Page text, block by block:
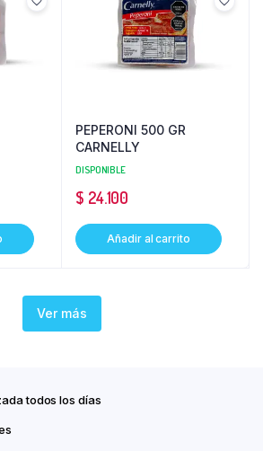
PEPERONI 500 GR
CARNELLY
DISPONIBLE
$ 24.100
Añadir al carrito
Ver más
todos los días